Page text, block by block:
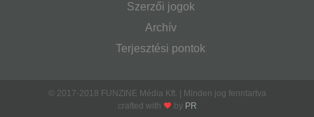
Szerzői jogok
Archív
Terjesztési pontok
© 2017-2018 FUNZINE Média Kft. | Minden jog fenntartva
crafted with
by PR